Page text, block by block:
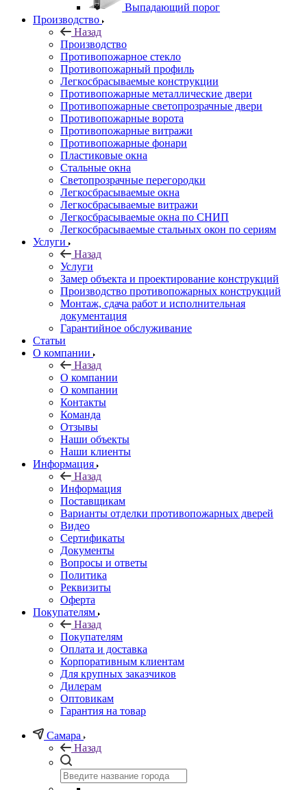
Выпадающий порог
Производство
Назад
Производство
Противопожарное стекло
Противопожарный профиль
Легкосбрасываемые конструкции
Противопожарные металлические двери
Противопожарные светопрозрачные двери
Противопожарные ворота
Противопожарные витражи
Противопожарные фонари
Пластиковые окна
Стальные окна
Светопрозрачные перегородки
Легкосбрасываемые окна
Легкосбрасываемые витражи
Легкосбрасываемые окна по СНИП
Легкосбрасываемые стальных окон по сериям
Услуги
Назад
Услуги
Замер объекта и проектирование конструкций
Производство противопожарных конструкций
Монтаж, сдача работ и исполнительная
документация
Гарантийное обслуживание
Статьи
О компании
Назад
О компании
О компании
Контакты
Команда
Отзывы
Наши объекты
Наши клиенты
Информация
Назад
Информация
Поставщикам
Варианты отделки противопожарных дверей
Видео
Сертификаты
Документы
Вопросы и ответы
Политика
Реквизиты
Оферта
Покупателям
Назад
Покупателям
Оплата и доставка
Корпоративным клиентам
Для крупных заказчиков
Дилерам
Оптовикам
Гарантия на товар
Самара
Назад